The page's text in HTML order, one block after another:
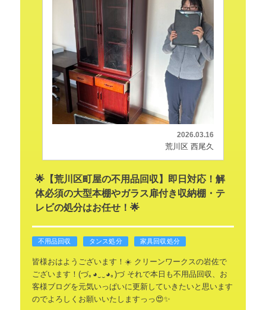
2026.03.16
荒川区 西尾久
🌟【荒川区町屋の不用品回収】即日対応！解
体必須の大型本棚やガラス扉付き収納棚・テ
レビの処分はお任せ！🌟
不用品回収 タンス処分 家具回収処分
皆様おはようございます！☀️クリーンワークスの岩佐で
ございます！(⁠づ⁠｡⁠◕⁠‿⁠‿⁠◕⁠｡⁠)⁠づ それで本日も不用品回収、お
客様ブログを元気いっぱいに更新していきたいと思います
のでよろしくお願いいたしますっっ😍✨